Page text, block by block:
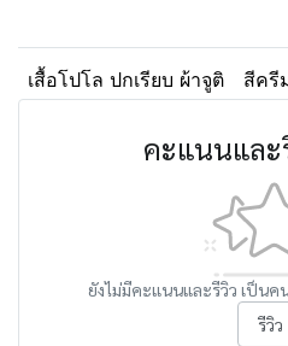
เสื้อโปโล ปกเรียบ ผ้าจูติ สีครี
คะแนนและ
ยังไม่มีคะแนนและรีวิว เป็น
รีวิว